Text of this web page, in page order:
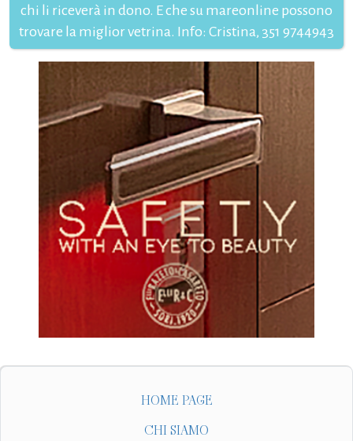
chi li riceverà in dono. E che su mareonline possono
trovare la miglior vetrina. Info: Cristina, 351 9744943
HOME PAGE
CHI SIAMO